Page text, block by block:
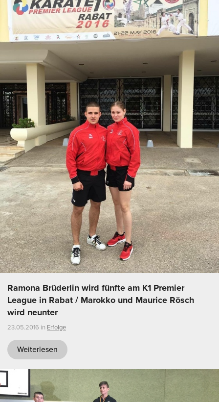
Ramona Brüderlin wird fünfte am K1 Premier
League in Rabat / Marokko und Maurice Rösch
wird neunter
23.05.2016 in Erfolge
Weiterlesen